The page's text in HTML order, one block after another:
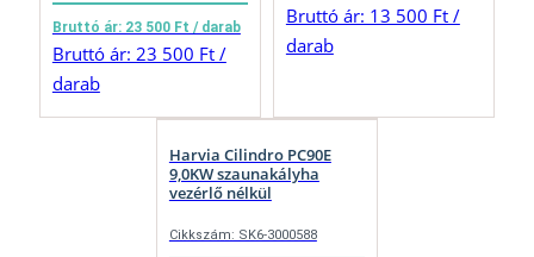
Bruttó ár: 23 500 Ft / darab
Bruttó ár: 23 500 Ft /
darab
Bruttó ár: 13 500 Ft /
darab
Harvia Cilindro PC90E
9,0KW szaunakályha
vezérlő nélkül
Cikkszám: SK6-3000588